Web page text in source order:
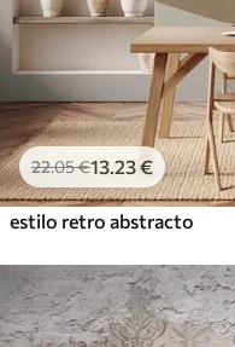
22.05€13.23€
estilo retro abstracto